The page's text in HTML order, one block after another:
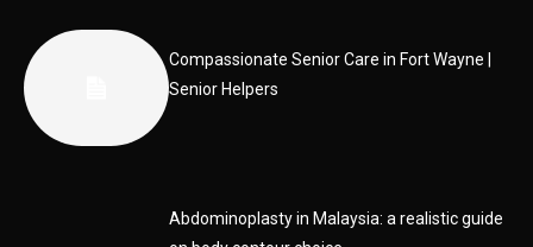
Compassionate Senior Care in Fort Wayne |
Senior Helpers
Abdominoplasty in Malaysia: a realistic guide